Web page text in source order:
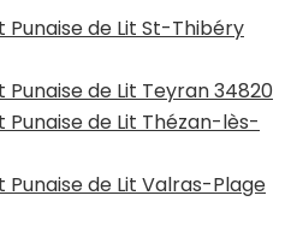
de Lit St-Thibéry
de Lit Teyran 34820
de Lit Thézan-lès-
de Lit Valras-Plage